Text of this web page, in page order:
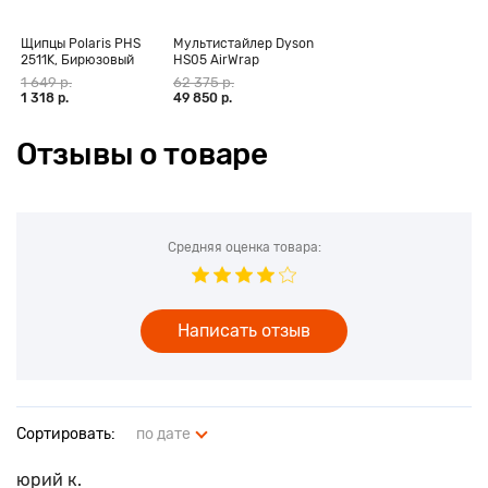
Щипцы Polaris PHS
2511K, Бирюзовый
1 649 р.
1 318 р.
Мультистайлер Dyson
HS05 AirWrap
Complete Long,
фуксия (CN)
62 375 р.
49 850 р.
Отзывы о товаре
Сортировать: по дате
юрий к.
Средняя оценка товара:
Написать отзыв